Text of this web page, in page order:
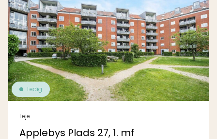
Ledig
Leje
Applebys Plads 27, 1. mf